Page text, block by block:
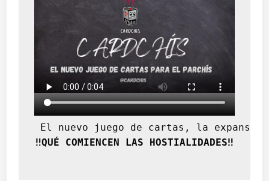
El nuevo juego de cartas, la
‼️QUÉ COMIENCEN LAS HOSTIALIDADES‼️